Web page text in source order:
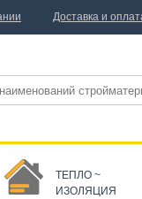
ТЕПЛО ~
ИЗОЛЯЦИЯ
Доставка и